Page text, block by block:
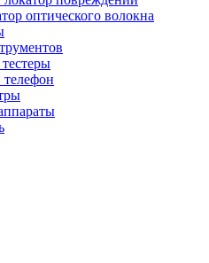
оптического волокна